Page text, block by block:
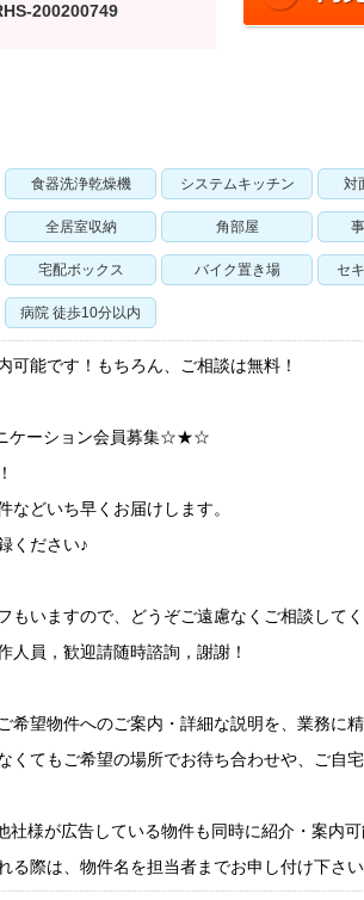
200200749
食器洗浄乾燥機 システムキッチン 対
全居室収納 角部屋
宅配ボックス バイク置き場 セ
病院 徒歩10分以内
可能です！もちろん、ご相談は無料！
ケーション会員募集☆★☆
などいち早くお届けします。
ください♪
もいますので、どうぞご遠慮なくご相談してく
人員，歓迎請随時諮詢，謝謝！
希望物件へのご案内・詳細な説明を、業務に
くてもご希望の場所でお待ち合わせや、ご自
様が広告している物件も同時に紹介・案内可
る際は、物件名を担当者までお申し付け下さい